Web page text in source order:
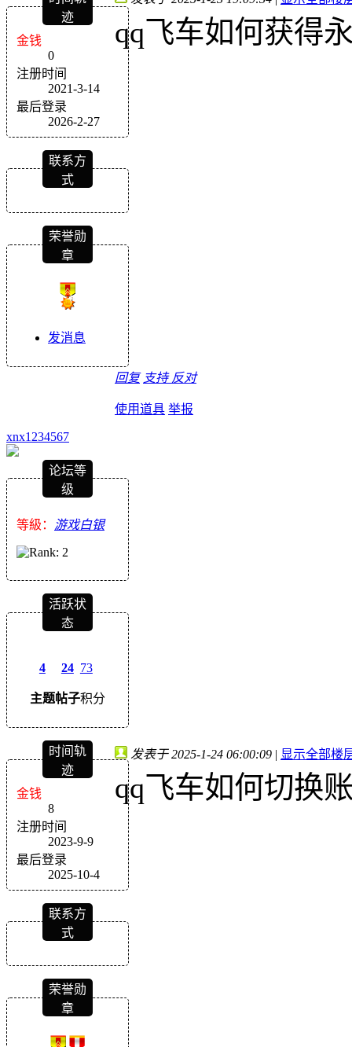
迹
金钱
0
注册时间
2021-3-14
最后登录
2026-2-27
联系方
式
荣誉勋
章
发消息
qq飞车如何获得
回复 支持 反对
使用道具 举报
xnx1234567
论坛等
级
等級： 游戏白银
活跃状
态
4
主题
24
帖子
73
积分
时间轨
迹
金钱
8
注册时间
2023-9-9
最后登录
2025-10-4
联系方
式
荣誉勋
章
发表于 2025-1-24 06:00:09 | 显示全部楼
qq飞车如何切换